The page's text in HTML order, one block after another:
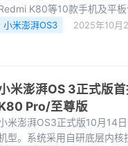
K80等10款手机及平
自动重编译应用以提
小米澎湃OS3 2025年10月
米澎湃OS 3正式版
Pro/至尊版
米澎湃OS3正式版10月14
型。系统采用自研底层内核